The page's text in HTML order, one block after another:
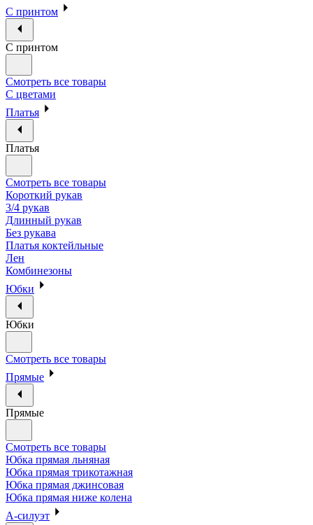
С принтом
С принтом
Смотреть все товары
С цветами
Платья
Платья
Смотреть все товары
Короткий рукав
3/4 рукав
Длинный рукав
Без рукава
Платья коктейльные
Лен
Комбинезоны
Юбки
Юбки
Смотреть все товары
Прямые
Прямые
Смотреть все товары
Юбка прямая льняная
Юбка прямая трикотажная
Юбка прямая джинсовая
Юбка прямая ниже колена
А-силуэт